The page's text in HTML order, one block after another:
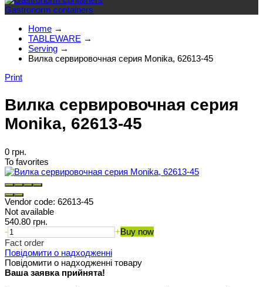
Gastronorm containers
Home →
TABLEWARE →
Serving →
Вилка сервировочная серия Monika, 62613-45
Print
Вилка сервировочная серия
Monika, 62613-45
0 грн.
To favorites
Vendor code: 62613-45
Not available
540.80 грн.
-
+Buy now
Fact order
Повідомити о надходженні
Повідомити о надходженні товару
Ваша заявка прийнята!